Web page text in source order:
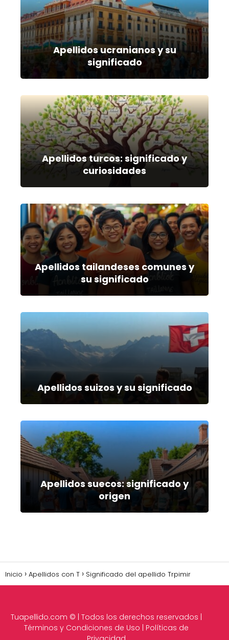
Apellidos ucranianos y su
significado
Apellidos turcos: significado y
curiosidades
Apellidos tailandeses comunes y
su significado
Apellidos suizos y su significado
Apellidos suecos: significado y
origen
Inicio Apellidos con T Significado del apellido Trpimir
Tuapellido.com © | Todos los derechos reservados |
Términos y Condiciones de Uso
Políticas de